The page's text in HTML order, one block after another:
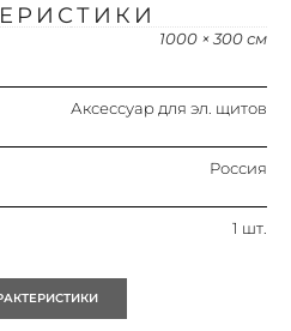
1000 × 300 см
Аксессуар для эл. щитов
Россия
1 шт.